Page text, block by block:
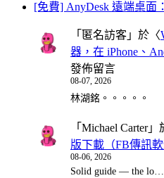
[免費] AnyDesk 遠端桌面
「 匿名訪客 」於〈
器，在 iPhone、
發佈留言
08-07, 2026
林湖銘。。。。。
「 Michael Carter」
版下載（FB傳訊軟
08-06, 2026
Solid guide — the lo…